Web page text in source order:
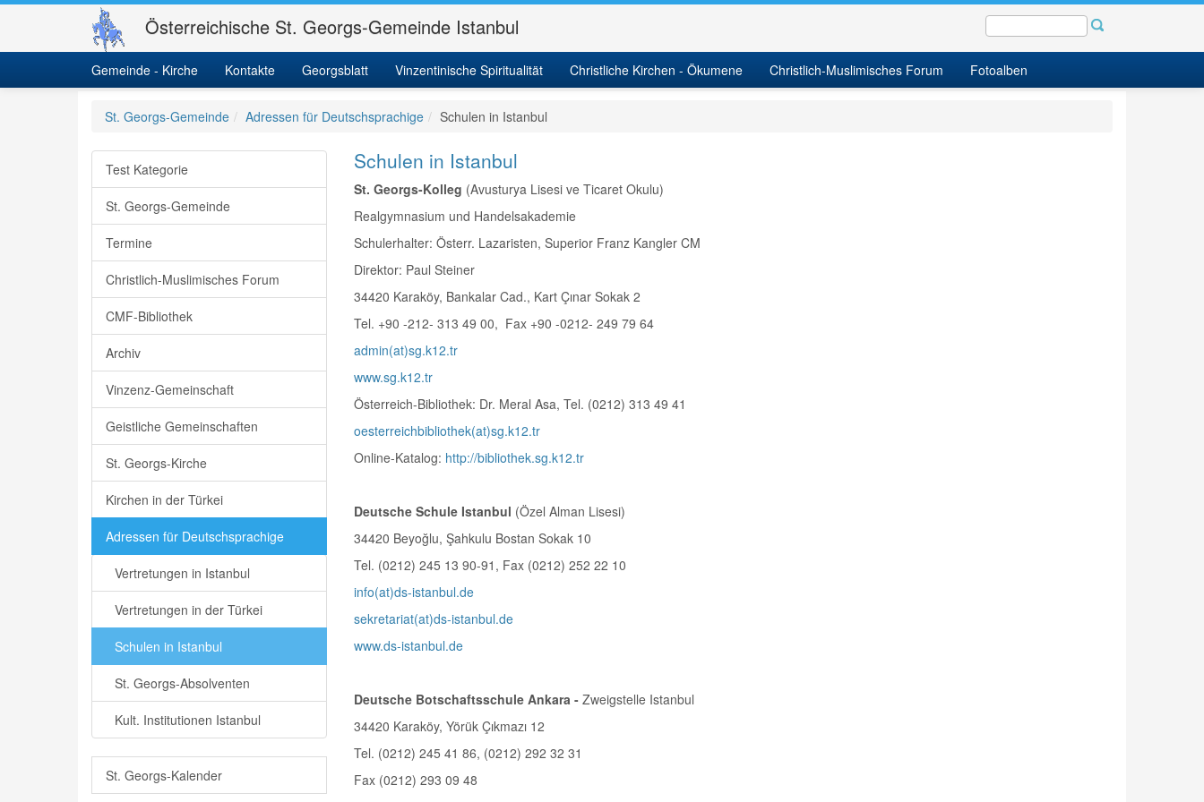
Österreichische St. Georgs-Gemeinde Istanbul
Gemeinde - Kirche Kontakte Georgsblatt Vinzentinische Spiritualität Christliche Kirchen - Ökumene Christlich-Muslimisches Forum Fotoalben
St. Georgs-Gemeinde Adressen für Deutschsprachige Schulen in Istanbul
Test Kategorie
St. Georgs-Gemeinde
Termine
Christlich-Muslimisches Forum
CMF-Bibliothek
Archiv
Vinzenz-Gemeinschaft
Geistliche Gemeinschaften
St. Georgs-Kirche
Kirchen in der Türkei
Adressen für Deutschsprachige
Vertretungen in Istanbul
Vertretungen in der Türkei
Schulen in Istanbul
St. Georgs-Absolventen
Kult. Institutionen Istanbul
St. Georgs-Kalender
Schulen in Istanbul
St. Georgs-Kolleg (Avusturya Lisesi ve Ticaret Okulu)
Realgymnasium und Handelsakademie
Schulerhalter: Österr. Lazaristen, Superior Franz Kangler CM
Direktor: Paul Steiner
34420 Karaköy, Bankalar Cad., Kart Çınar Sokak 2
Tel. +90 -212- 313 49 00, Fax +90 -0212- 249 79 64
admin(at)sg.k12.tr
www.sg.k12.tr
Österreich-Bibliothek: Dr. Meral Asa, Tel. (0212) 313 49 41
oesterreichbibliothek(at)sg.k12.tr
Online-Katalog: http://bibliothek.sg.k12.tr
Deutsche Schule Istanbul (Özel Alman Lisesi)
34420 Beyoğlu, Şahkulu Bostan Sokak 10
Tel. (0212) 245 13 90-91, Fax (0212) 252 22 10
info(at)ds-istanbul.de
sekretariat(at)ds-istanbul.de
www.ds-istanbul.de
Deutsche Botschaftsschule Ankara -Zweigstelle Istanbul
34420 Karaköy, Yörük Çıkmazı 12
Tel. (0212) 245 41 86, (0212) 292 32 31
Fax (0212) 293 09 48